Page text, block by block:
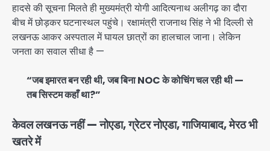
हादसे की सूचना मिलते ही मुख्यमंत्री योगी आदित्यनाथ अलीगढ़ का दौरा
बीच में छोड़कर घटनास्थल पहुंचे। रक्षामंत्री राजनाथ सिंह ने भी दिल्ली से
लखनऊ आकर अस्पताल में घायल छात्रों का हालचाल जाना। लेकिन
जनता का सवाल सीधा है —
“जब इमारत बन रही थी, जब बिना NOC के कोचिंग चल रही थी —
तब सिस्टम कहाँ था?”
केवल लखनऊ नहीं — नोएडा, ग्रेटर नोएडा, गाजियाबाद, मेरठ भी
खतरे में